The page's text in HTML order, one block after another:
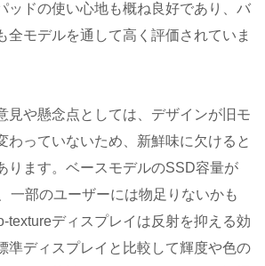
ッドの使い心地も概ね良好であり、バ
全モデルを通して高く評価されていま
見や懸念点としては、デザインが旧モ
わっていないため、新鮮味に欠けると
ります。ベースモデルのSSD容量が
一部のユーザーには物足りないかも
textureディスプレイは反射を抑える効
準ディスプレイと比較して輝度や色の